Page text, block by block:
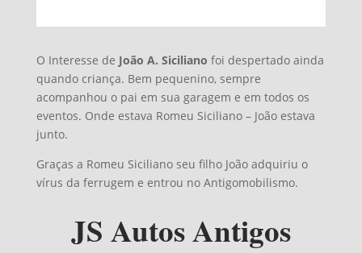
O Interesse de João A. Siciliano foi despertado ainda
quando criança. Bem pequenino, sempre
acompanhou o pai em sua garagem e em todos os
eventos. Onde estava Romeu Siciliano – João estava
junto.
Graças a Romeu Siciliano seu filho João adquiriu o
vírus da ferrugem e entrou no Antigomobilismo.
JS Autos Antigos